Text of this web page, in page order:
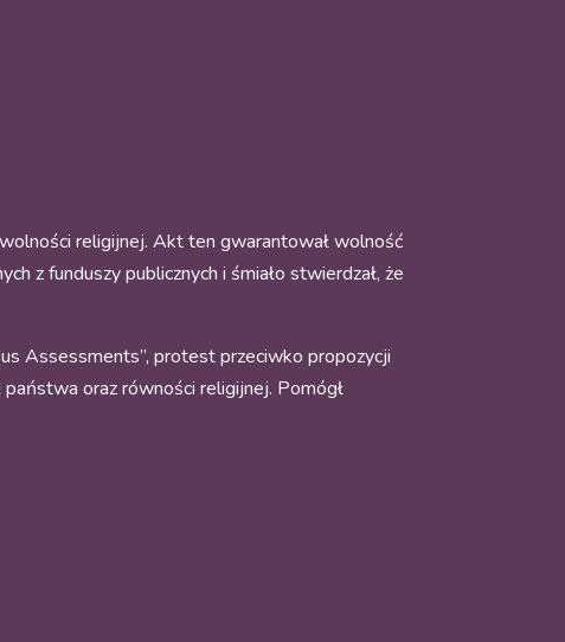
religijnej. Akt ten gwarantował wolność
z funduszy publicznych i śmiało stwierdzał, że
Assessments”, protest przeciwko propozycji
państwa oraz równości religijnej. Pomógł